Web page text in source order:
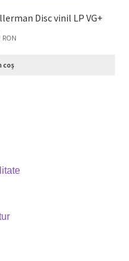
Disc vinil LP VG+
RON
coș